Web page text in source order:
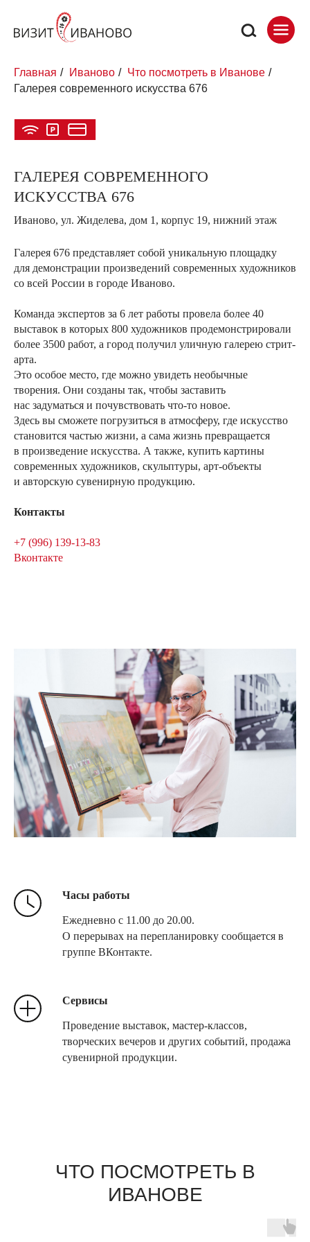
Главная / Иваново / Что посмотреть в Иванове /
Галерея современного искусства 676
ГАЛЕРЕЯ СОВРЕМЕННОГО
ИСКУССТВА 676
Иваново, ул. Жиделева, дом 1, корпус 19, нижний этаж
Галерея 676 представляет собой уникальную площадку
для демонстрации произведений современных художников
со всей России в городе Иваново.
Команда экспертов за 6 лет работы провела более 40
выставок в которых 800 художников продемонстрировали
более 3500 работ, а город получил уличную галерею стрит-
арта.
Это особое место, где можно увидеть необычные
творения. Они созданы так, чтобы заставить
нас задуматься и почувствовать что-то новое.
Здесь вы сможете погрузиться в атмосферу, где искусство
становится частью жизни, а сама жизнь превращается
в произведение искусства. А также, купить картины
современных художников, скульптуры, арт-объекты
и авторскую сувенирную продукцию.
Контакты
+7 (996) 139-13-83
Вконтакте
Часы работы
Ежедневно с 11.00 до 20.00.
О перерывах на перепланировку сообщается в
группе ВКонтакте.
Сервисы
Проведение выставок, мастер-классов,
творческих вечеров и других событий, продажа
сувенирной продукции.
ЧТО ПОСМОТРЕТЬ В
ИВАНОВЕ